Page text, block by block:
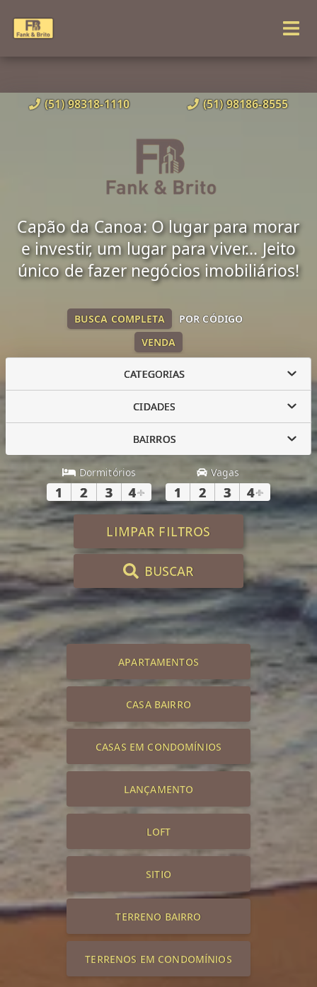
(51) 98318-1110 (51) 98186-8555
Capão da Canoa: O lugar para morar
e investir, um lugar para viver... Jeito
único de fazer negócios imobiliários!
VENDA
BUSCA COMPLETA POR CÓDIGO
CATEGORIAS
CIDADES
BAIRROS
Dormitórios
1 2 3 4+
Vagas
1 2 3 4+
LIMPAR FILTROS
BUSCAR
APARTAMENTOS
CASA BAIRRO
CASAS EM CONDOMÍNIOS
LANÇAMENTO
LOFT
SITIO
TERRENO BAIRRO
TERRENOS EM CONDOMÍNIOS